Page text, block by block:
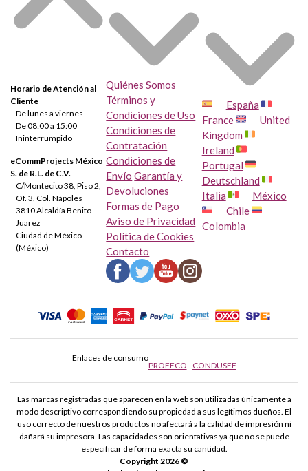
Horario de Atención al
Cliente
De lunes a viernes
De 08:00 a 15:00
Ininterrumpido
eCommProjects México
S. de R.L. de C.V.
C/Montecito 38, Piso 2,
Of. 3, Col. Nápoles
3810 Alcaldía Benito
Juarez
Ciudad de México
(México)
Quiénes Somos
Términos y
Condiciones de Uso
Condiciones de
Contratación
Condiciones de
Envío Garantía y
Devoluciones
Formas de Pago
Aviso de Privacidad
Política de Cookies
Contacto
España
France
United
Kingdom
Ireland
Portugal
Deutschland
Italia
México
Chile
Colombia
Enlaces de consumo
PROFECO - CONDUSEF
Las marcas registradas que aparecen en la web son utilizadas únicamente a
modo descriptivo correspondiendo su propiedad a sus legítimos dueños. El
uso correcto de nuestros productos no afectará a la calidad de impresión ni
dañará su impresora. Las capacidades son orientativas ya que no se puede
especificar de forma exacta su cantidad.
Copyright 2026 ©